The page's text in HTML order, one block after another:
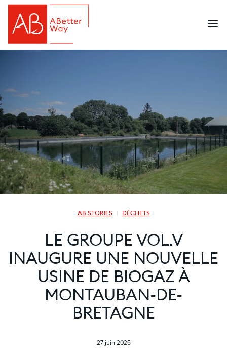
AB STORIES DÉCHETS
LE GROUPE VOL.V
INAUGURE UNE NOUVELLE
USINE DE BIOGAZ À
MONTAUBAN-DE-
BRETAGNE
27 juin 2025